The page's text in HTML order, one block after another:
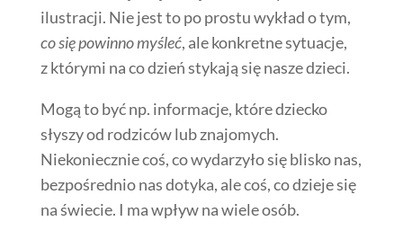
ilustracji. Nie jest to po prostu wykład o tym,
co się powinno myśleć, ale konkretne sytuacje,
z którymi na co dzień stykają się nasze dzieci.
Mogą to być np. informacje, które dziecko
słyszy od rodziców lub znajomych.
Niekoniecznie coś, co wydarzyło się blisko nas,
bezpośrednio nas dotyka, ale coś, co dzieje się
na świecie. I ma wpływ na wiele osób.